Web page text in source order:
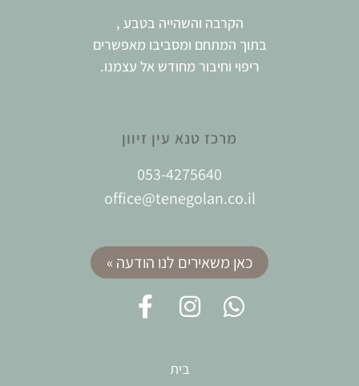
הקרבה והשהייה בטבע ,
בתוך המתחם ומסביבו מאפשרים
ריפוי וחיבור מחודש אל עצמנו.
מרכז טנא עין זיוון
053-4275640
office@tenegolan.co.il
כאן משאירים לנו הודעה »
בית